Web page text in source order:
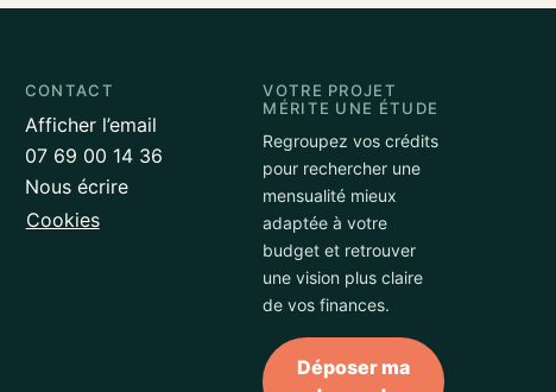
CONTACT
Afficher l’email
07 69 00 14 36
Nous écrire
Cookies
VOTRE PROJET
MÉRITE UNE ÉTUDE
Regroupez vos crédits
pour rechercher une
mensualité mieux
adaptée à votre
budget et retrouver
une vision plus claire
de vos finances.
Déposer ma